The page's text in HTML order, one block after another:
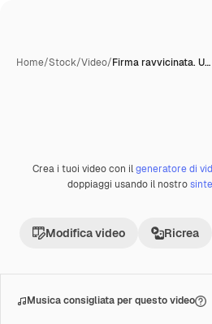
Home/Stock/Video/Firma ravvicinata. U…
Premium
Crea i tuoi video con ilgeneratore di
doppiaggi usando il nostro
Modifica video Ricrea
Musica consigliata per questo video